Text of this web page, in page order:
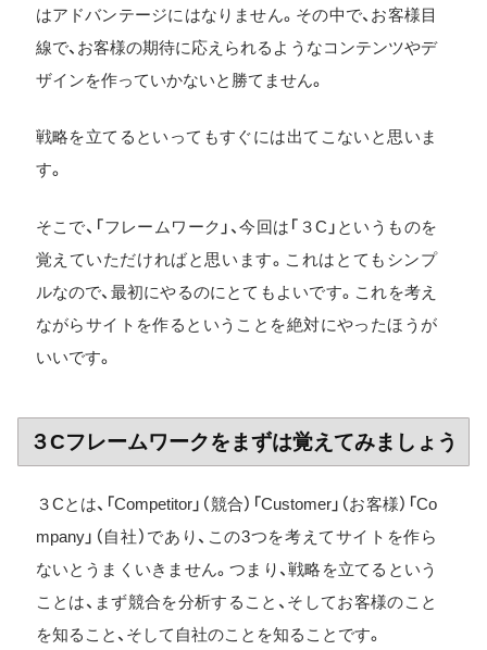
はアドバンテージにはなりません。その中で、お客様目
線で、お客様の期待に応えられるようなコンテンツやデ
ザインを作っていかないと勝てません。
戦略を立てるといってもすぐには出てこないと思いま
す。
そこで、「フレームワーク」、今回は「３C」というものを
覚えていただければと思います。これはとてもシンプ
ルなので、最初にやるのにとてもよいです。これを考え
ながらサイトを作るということを絶対にやったほうが
いいです。
３Cフレームワークをまずは覚えてみましょう
３Cとは、「Competitor」（競合）「Customer」（お客様）「Co
mpany」（自社）であり、この3つを考えてサイトを作ら
ないとうまくいきません。つまり、戦略を立てるという
ことは、まず競合を分析すること、そしてお客様のこと
を知ること、そして自社のことを知ることです。